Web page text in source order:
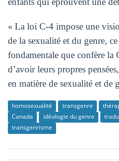
« La loi C-4 impose une
de la sexualité et du genre,
fondamentale que confère la
d’avoir leurs propres
en matière de sexualité et de
homosexualité transgenre
Canada
idéologie du genre
transgenrisme